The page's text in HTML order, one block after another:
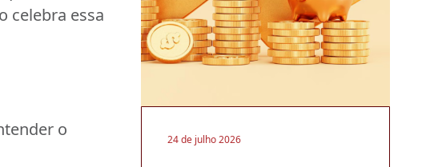
celebra essa
o
24 de julho 2026